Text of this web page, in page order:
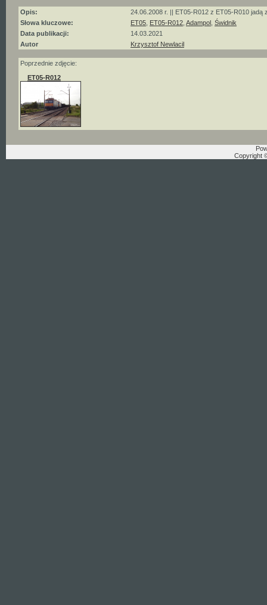
Opis:
24.06.2008 r. || ET05-R012 z ET05-R010
Słowa kluczowe:
ET05 ET05-R012 Adampol Świdnik
Data publikacji:
14.03.2021
Autor
Krzysztof Newlacil
Poprzednie zdjęcie:
ET05-R012
Copyright